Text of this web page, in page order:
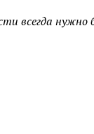
всегда нужно